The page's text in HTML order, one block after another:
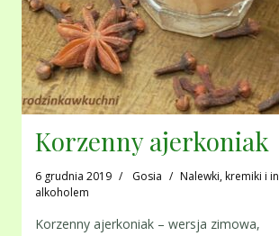
Korzenny ajerkoniak
6 grudnia 2019 Gosia
Nalewki, kremiki i
alkoholem
Korzenny ajerkoniak – wersja zimowa,